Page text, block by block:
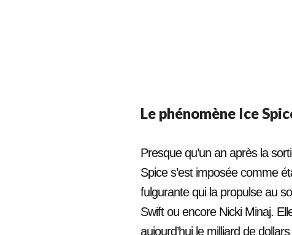
Le phénomène Ice
Presque qu’un an après la
Spice s’est imposée comme
fulgurante qui la propulse au
Swift ou encore Nicki Minaj.
aujourd’hui le milliard de